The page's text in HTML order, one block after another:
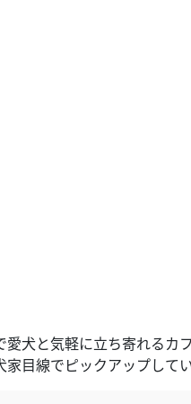
犬と気軽に立ち寄れるカ
目線でピックアップしてい